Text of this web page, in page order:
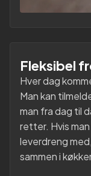
Fleksibel
Hver dag
Man kan
man fra dag til
retter. Hvis
leverdreng
sammen i